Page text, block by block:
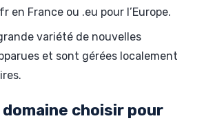
en France ou .eu pour l’Europe.
variété de nouvelles
et sont gérées localement
domaine choisir pour